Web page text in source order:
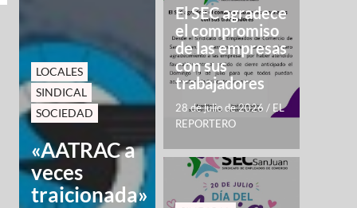
LOCALES
SINDICAL
SOCIEDAD
«AATRAC a
veces
traicionada»
El SEC agradece
el compromiso
de las empresas
con sus
trabajadores
28 de julio de 2026 / EL
REPORTERO